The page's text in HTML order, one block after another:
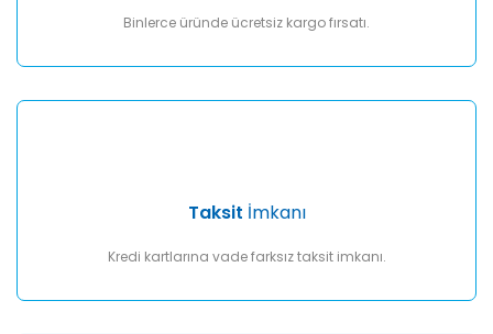
Binlerce üründe ücretsiz kargo fırsatı.
Taksit İmkanı
Kredi kartlarına vade farksız taksit imkanı.